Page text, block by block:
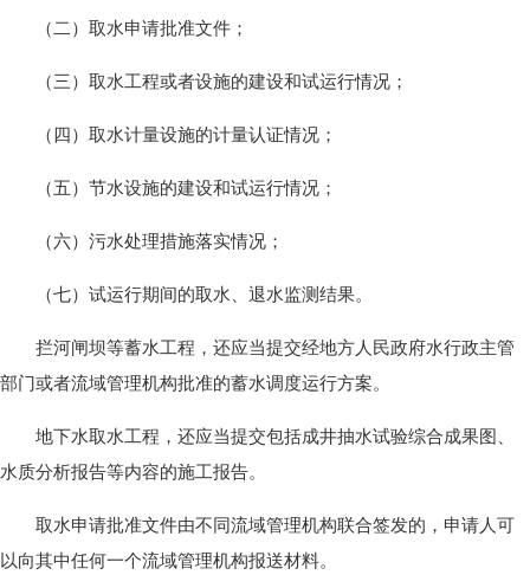
（二）取水申请批准文件；
（三）取水工程或者设施的建设和试运行情况；
（四）取水计量设施的计量认证情况；
（五）节水设施的建设和试运行情况；
（六）污水处理措施落实情况；
（七）试运行期间的取水、退水监测结果。
拦河闸坝等蓄水工程，还应当提交经地方人民政府水行政主管
部门或者流域管理机构批准的蓄水调度运行方案。
地下水取水工程，还应当提交包括成井抽水试验综合成果图、
水质分析报告等内容的施工报告。
取水申请批准文件由不同流域管理机构联合签发的，申请人可
以向其中任何一个流域管理机构报送材料。